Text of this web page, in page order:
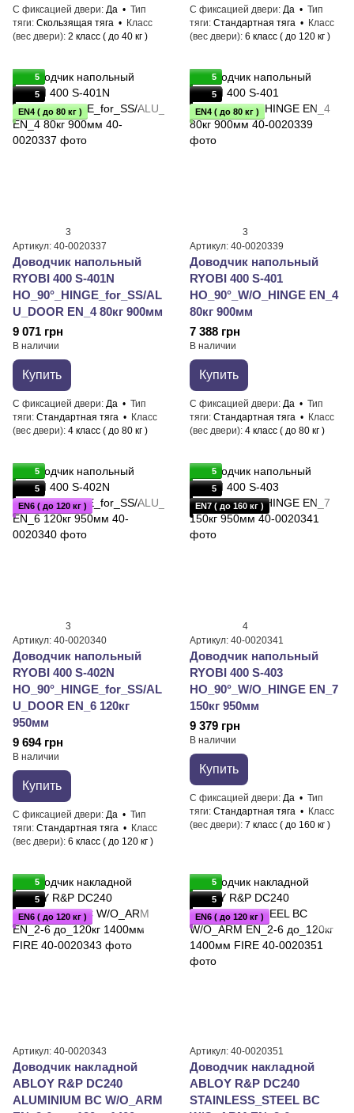
С фиксацией двери Да
Тип
тяги Скользящая тяга
Класс
(вес двери) 2 класс ( до 40 кг )
С фиксацией двери Да
Тип
тяги Стандартная тяга
Класс
(вес двери) 6 класс ( до 120 кг )
5
5
EN4 ( до 80 кг )
3
Артикул: 40-0020337
Доводчик напольный
RYOBI 400 S-401N
HO_90°_HINGE_for_SS/AL
U_DOOR EN_4 80кг 900мм
9 071 грн
В наличии
Купить
С фиксацией двери Да
Тип
тяги Стандартная тяга
Класс
(вес двери) 4 класс ( до 80 кг )
5
5
EN4 ( до 80 кг )
3
Артикул: 40-0020339
Доводчик напольный
RYOBI 400 S-401
HO_90°_W/O_HINGE EN_4
80кг 900мм
7 388 грн
В наличии
Купить
С фиксацией двери Да
Тип
тяги Стандартная тяга
Класс
(вес двери) 4 класс ( до 80 кг )
5
5
EN6 ( до 120 кг )
3
Артикул: 40-0020340
Доводчик напольный
RYOBI 400 S-402N
HO_90°_HINGE_for_SS/AL
U_DOOR EN_6 120кг
950мм
9 694 грн
В наличии
Купить
С фиксацией двери Да
Тип
тяги Стандартная тяга
Класс
(вес двери) 6 класс ( до 120 кг )
5
5
EN7 ( до 160 кг )
4
Артикул: 40-0020341
Доводчик напольный
RYOBI 400 S-403
HO_90°_W/O_HINGE EN_7
150кг 950мм
9 379 грн
В наличии
Купить
С фиксацией двери Да
Тип
тяги Стандартная тяга
Класс
(вес двери) 7 класс ( до 160 кг )
5
5
EN6 ( до 120 кг )
Артикул: 40-0020343
Доводчик накладной
ABLOY R&P DC240
ALUMINIUM BC W/O_ARM
5
5
EN6 ( до 120 кг )
Артикул: 40-0020351
Доводчик накладной
ABLOY R&P DC240
STAINLESS_STEEL BC